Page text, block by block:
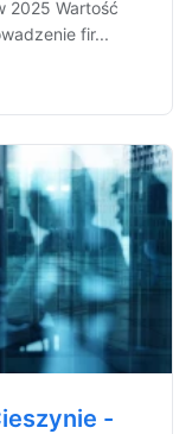
2025 Wartość
fir...
-